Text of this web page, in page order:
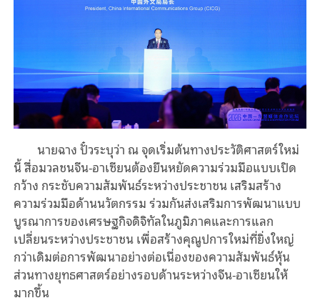
นายฉาง ปั๋วระบุว่า ณ จุดเริ่มต้นทางประวัติศาสตร์ใหม่
นี้ สื่อมวลชนจีน-อาเซียนต้องยืนหยัดความร่วมมือแบบเปิด
กว้าง กระชับความสัมพันธ์ระหว่างประชาชน เสริมสร้าง
ความร่วมมือด้านนวัตกรรม ร่วมกันส่งเสริมการพัฒนาแบบ
บูรณาการของเศรษฐกิจดิจิทัลในภูมิภาคและการแลก
เปลี่ยนระหว่างประชาชน เพื่อสร้างคุณูปการใหม่ที่ยิ่งใหญ่
กว่าเดิมต่อการพัฒนาอย่างต่อเนื่องของความสัมพันธ์หุ้น
ส่วนทางยุทธศาสตร์อย่างรอบด้านระหว่างจีน-อาเซียนให้
มากขึ้น